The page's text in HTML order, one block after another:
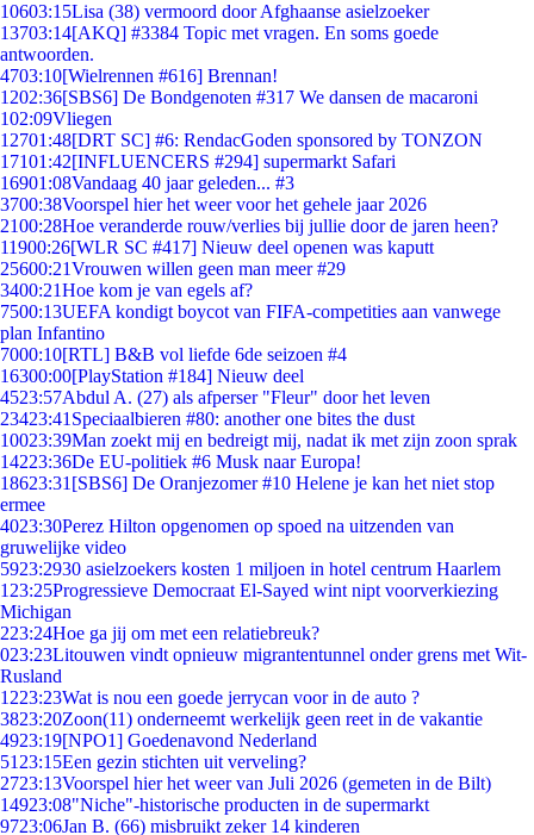
10603:15Lisa (38) vermoord door Afghaanse asielzoeker
13703:14[AKQ] #3384 Topic met vragen. En soms goede
antwoorden.
4703:10[Wielrennen #616] Brennan!
1202:36[SBS6] De Bondgenoten #317 We dansen de macaroni
102:09Vliegen
12701:48[DRT SC] #6: RendacGoden sponsored by TONZON
17101:42[INFLUENCERS #294] supermarkt Safari
16901:08Vandaag 40 jaar geleden... #3
3700:38Voorspel hier het weer voor het gehele jaar 2026
2100:28Hoe veranderde rouw/verlies bij jullie door de jaren heen?
11900:26[WLR SC #417] Nieuw deel openen was kaputt
25600:21Vrouwen willen geen man meer #29
3400:21Hoe kom je van egels af?
7500:13UEFA kondigt boycot van FIFA-competities aan vanwege
plan Infantino
7000:10[RTL] B&B vol liefde 6de seizoen #4
16300:00[PlayStation #184] Nieuw deel
4523:57Abdul A. (27) als afperser "Fleur" door het leven
23423:41 Speciaalbieren #80: another one bites the dust
10023:39Man zoekt mij en bedreigt mij, nadat ik met zijn zoon sprak
14223:36De EU-politiek #6 Musk naar Europa!
18623:31 [SBS6] De Oranjezomer #10 Helene je kan het niet stop
ermee
4023:30Perez Hilton opgenomen op spoed na uitzenden van
gruwelijke video
5923:2930 asielzoekers kosten 1 miljoen in hotel centrum Haarlem
1 23:25Progressieve Democraat El-Sayed wint nipt voorverkiezing
Michigan
223:24Hoe ga jij om met een relatiebreuk?
023:23Litouwen vindt opnieuw migrantentunnel onder grens met Wit-
Rusland
1223:23Wat is nou een goede jerrycan voor in de auto ?
3823:20Zoon(11) onderneemt werkelijk geen reet in de vakantie
4923:19[NPO1] Goedenavond Nederland
51 23:15Een gezin stichten uit verveling?
2723:13Voorspel hier het weer van Juli 2026 (gemeten in de Bilt)
14923:08"Niche"-historische producten in de supermarkt
9723:06Jan B. (66) misbruikt zeker 14 kinderen